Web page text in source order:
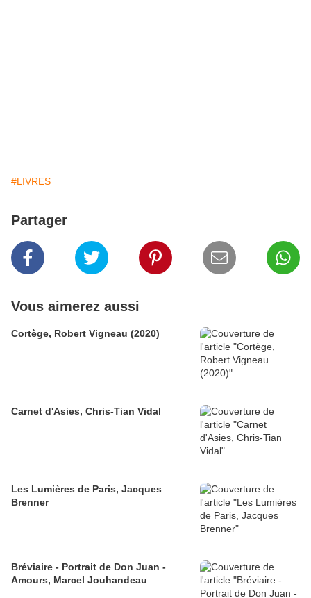
#LIVRES
Partager
Vous aimerez aussi
Cortège, Robert Vigneau (2020)
Carnet d'Asies, Chris-Tian Vidal
Les Lumières de Paris, Jacques
Brenner
Bréviaire - Portrait de Don Juan -
Amours, Marcel Jouhandeau